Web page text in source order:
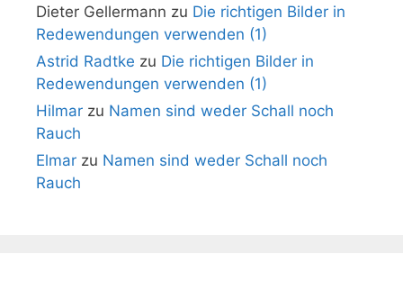
Dieter Gellermann zu Die richtigen Bilder in
Redewendungen verwenden (1)
Astrid Radtke zu Die richtigen Bilder in
Redewendungen verwenden (1)
Hilmar zu Namen sind weder Schall noch
Rauch
Elmar zu Namen sind weder Schall noch
Rauch